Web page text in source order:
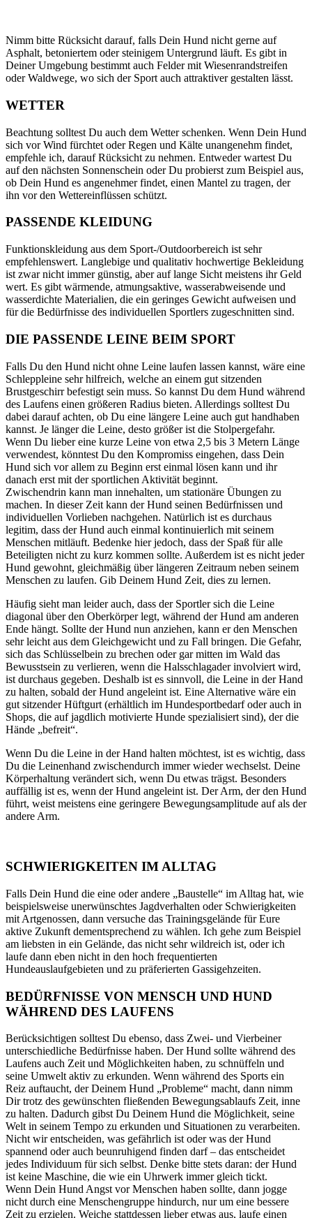
Nimm bitte Rücksicht darauf, falls Dein Hund nicht gerne auf
Asphalt, betoniertem oder steinigem Untergrund läuft. Es gibt in
Deiner Umgebung bestimmt auch Felder mit Wiesenrandstreifen
oder Waldwege, wo sich der Sport auch attraktiver gestalten lässt.
WETTER
Beachtung solltest Du auch dem Wetter schenken. Wenn Dein Hund
sich vor Wind fürchtet oder Regen und Kälte unangenehm findet,
empfehle ich, darauf Rücksicht zu nehmen. Entweder wartest Du
auf den nächsten Sonnenschein oder Du probierst zum Beispiel aus,
ob Dein Hund es angenehmer findet, einen Mantel zu tragen, der
ihn vor den Wettereinflüssen schützt.
PASSENDE KLEIDUNG
Funktionskleidung aus dem Sport-/Outdoorbereich ist sehr
empfehlenswert. Langlebige und qualitativ hochwertige Bekleidung
ist zwar nicht immer günstig, aber auf lange Sicht meistens ihr Geld
wert. Es gibt wärmende, atmungsaktive, wasserabweisende und
wasserdichte Materialien, die ein geringes Gewicht aufweisen und
für die Bedürfnisse des individuellen Sportlers zugeschnitten sind.
DIE PASSENDE LEINE BEIM SPORT
Falls Du den Hund nicht ohne Leine laufen lassen kannst, wäre eine
Schleppleine sehr hilfreich, welche an einem gut sitzenden
Brustgeschirr befestigt sein muss. So kannst Du dem Hund während
des Laufens einen größeren Radius bieten. Allerdings solltest Du
dabei darauf achten, ob Du eine längere Leine auch gut handhaben
kannst. Je länger die Leine, desto größer ist die Stolpergefahr.
Wenn Du lieber eine kurze Leine von etwa 2,5 bis 3 Metern Länge
verwendest, könntest Du den Kompromiss eingehen, dass Dein
Hund sich vor allem zu Beginn erst einmal lösen kann und ihr
danach erst mit der sportlichen Aktivität beginnt.
Zwischendrin kann man innehalten, um stationäre Übungen zu
machen. In dieser Zeit kann der Hund seinen Bedürfnissen und
individuellen Vorlieben nachgehen. Natürlich ist es durchaus
legitim, dass der Hund auch einmal kontinuierlich mit seinem
Menschen mitläuft. Bedenke hier jedoch, dass der Spaß für alle
Beteiligten nicht zu kurz kommen sollte. Außerdem ist es nicht jeder
Hund gewohnt, gleichmäßig über längeren Zeitraum neben seinem
Menschen zu laufen. Gib Deinem Hund Zeit, dies zu lernen.
Häufig sieht man leider auch, dass der Sportler sich die Leine
diagonal über den Oberkörper legt, während der Hund am anderen
Ende hängt. Sollte der Hund nun anziehen, kann er den Menschen
sehr leicht aus dem Gleichgewicht und zu Fall bringen. Die Gefahr,
sich das Schlüsselbein zu brechen oder gar mitten im Wald das
Bewusstsein zu verlieren, wenn die Halsschlagader involviert wird,
ist durchaus gegeben. Deshalb ist es sinnvoll, die Leine in der Hand
zu halten, sobald der Hund angeleint ist. Eine Alternative wäre ein
gut sitzender Hüftgurt (erhältlich im Hundesportbedarf oder auch in
Shops, die auf jagdlich motivierte Hunde spezialisiert sind), der die
Hände „befreit“.
Wenn Du die Leine in der Hand halten möchtest, ist es wichtig, dass
Du die Leinenhand zwischendurch immer wieder wechselst. Deine
Körperhaltung verändert sich, wenn Du etwas trägst. Besonders
auffällig ist es, wenn der Hund angeleint ist. Der Arm, der den Hund
führt, weist meistens eine geringere Bewegungsamplitude auf als der
andere Arm.
SCHWIERIGKEITEN IM ALLTAG
Falls Dein Hund die eine oder andere „Baustelle“ im Alltag hat, wie
beispielsweise unerwünschtes Jagdverhalten oder Schwierigkeiten
mit Artgenossen, dann versuche das Trainingsgelände für Eure
aktive Zukunft dementsprechend zu wählen. Ich gehe zum Beispiel
am liebsten in ein Gelände, das nicht sehr wildreich ist, oder ich
laufe dann eben nicht in den hoch frequentierten
Hundeauslaufgebieten und zu präferierten Gassigehzeiten.
BEDÜRFNISSE VON MENSCH UND HUND
WÄHREND DES LAUFENS
Berücksichtigen solltest Du ebenso, dass Zwei- und Vierbeiner
unterschiedliche Bedürfnisse haben. Der Hund sollte während des
Laufens auch Zeit und Möglichkeiten haben, zu schnüffeln und
seine Umwelt aktiv zu erkunden. Wenn während des Sports ein
Reiz auftaucht, der Deinem Hund „Probleme“ macht, dann nimm
Dir trotz des gewünschten fließenden Bewegungsablaufs Zeit, inne
zu halten. Dadurch gibst Du Deinem Hund die Möglichkeit, seine
Welt in seinem Tempo zu erkunden und Situationen zu verarbeiten.
Nicht wir entscheiden, was gefährlich ist oder was der Hund
spannend oder auch beunruhigend finden darf – das entscheidet
jedes Individuum für sich selbst. Denke bitte stets daran: der Hund
ist keine Maschine, die wie ein Uhrwerk immer gleich tickt.
Wenn Dein Hund Angst vor Menschen haben sollte, dann jogge
nicht durch eine Menschengruppe hindurch, nur um eine bessere
Zeit zu erzielen. Weiche stattdessen lieber etwas aus, laufe einen